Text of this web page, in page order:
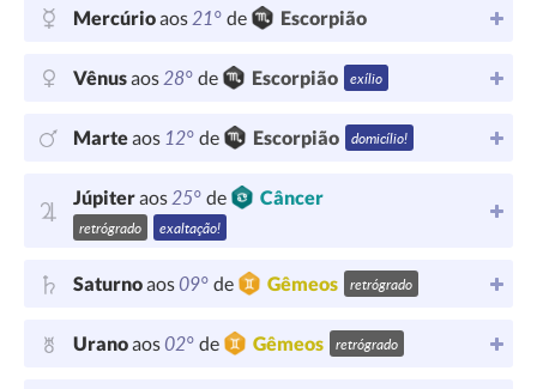
Mercúrioaos21° de Escorpião
Vênusaos28° de Escorpião exílio
Marteaos 12° de Escorpião domicílio!
Júpiteraos25° de Câncer
retrógrado exaltação!
Saturnoaos09° de Gêmeos retrógrado
Uranoaos02° de Gêmeos retrógrado